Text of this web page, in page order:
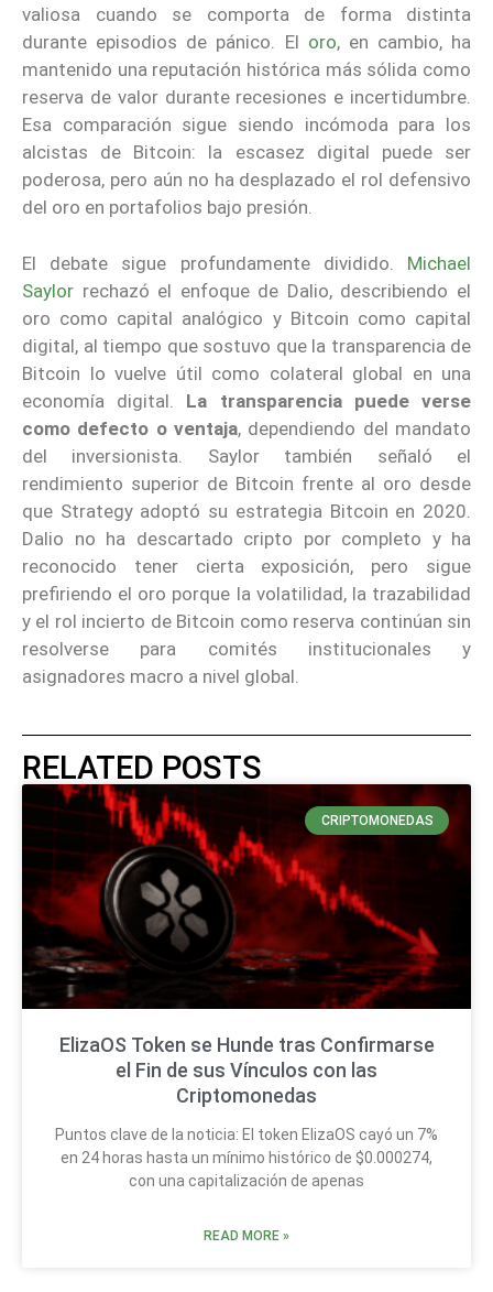
valiosa cuando se comporta de forma distinta
durante episodios de pánico. El oro, en cambio, ha
mantenido una reputación histórica más sólida como
reserva de valor durante recesiones e incertidumbre.
Esa comparación sigue siendo incómoda para los
alcistas de Bitcoin: la escasez digital puede ser
poderosa, pero aún no ha desplazado el rol defensivo
del oro en portafolios bajo presión.
El debate sigue profundamente dividido. Michael
Saylor rechazó el enfoque de Dalio, describiendo el
oro como capital analógico y Bitcoin como capital
digital, al tiempo que sostuvo que la transparencia de
Bitcoin lo vuelve útil como colateral global en una
economía digital. La transparencia puede verse
como defecto o ventaja, dependiendo del mandato
del inversionista. Saylor también señaló el
rendimiento superior de Bitcoin frente al oro desde
que Strategy adoptó su estrategia Bitcoin en 2020.
Dalio no ha descartado cripto por completo y ha
reconocido tener cierta exposición, pero sigue
prefiriendo el oro porque la volatilidad, la trazabilidad
y el rol incierto de Bitcoin como reserva continúan sin
resolverse para comités institucionales y
asignadores macro a nivel global.
RELATED POSTS
CRIPTOMONEDAS
ElizaOS Token se Hunde tras Confirmarse
el Fin de sus Vínculos con las
Criptomonedas
Puntos clave de la noticia: El token ElizaOS cayó un 7%
en 24 horas hasta un mínimo histórico de $0.000274,
con una capitalización de apenas
READ MORE »